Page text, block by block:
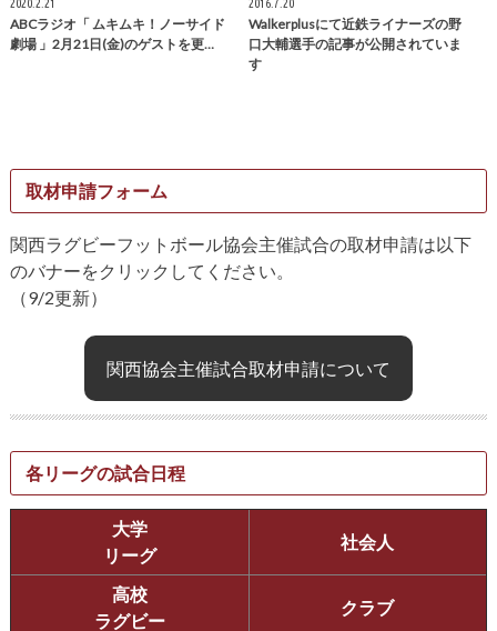
2020.2.21
ABCラジオ「 ムキムキ！ノーサイド
劇場 」2月21日(金)のゲストを更…
2016.7.20
Walkerplusにて近鉄ライナーズの野
口大輔選手の記事が公開されていま
す
取材申請フォーム
関西ラグビーフットボール協会主催試合の取材申請は以下
のバナーをクリックしてください。
（9/2更新）
関西協会主催試合取材申請について
各リーグの試合日程
大学
リーグ
社会人
高校
ラグビー
クラブ